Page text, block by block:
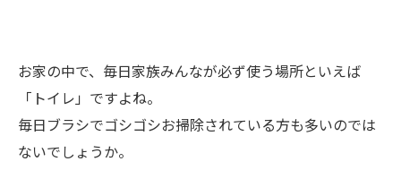
お家の中で、毎日家族みんなが必ず使う場所といえば
「トイレ」ですよね。
毎日ブラシでゴシゴシお掃除されている方も多いのでは
ないでしょうか。